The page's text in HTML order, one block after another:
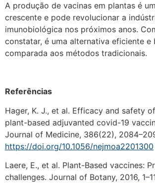
A produção de vacinas em plantas é
crescente e pode revolucionar a
imunobiológica nos próximos anos.
constatar, é uma alternativa eficiente e
comparada aos métodos tradicionais.
Referências
Hager, K. J., et al. Efficacy and safety
plant-based adjuvanted covid-19
Journal of Medicine, 386(22),
https://doi.org/10.1056/nejmoa2201300
Laere, E., et al. Plant-Based vaccines:
challenges. Journal of Botany, 2016,